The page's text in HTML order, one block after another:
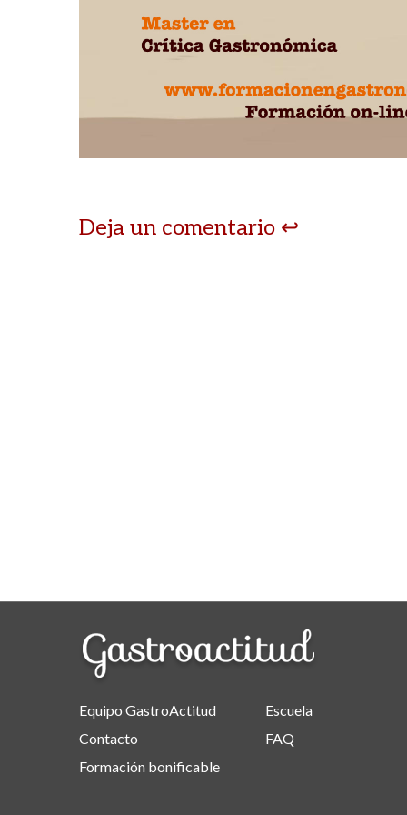
o
k
ti
r
Deja un comentario
Equipo GastroActitud
Contacto
Formación bonificable
Escuela
FAQ